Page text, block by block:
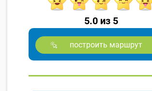
5.0 из 5
построить маршрут